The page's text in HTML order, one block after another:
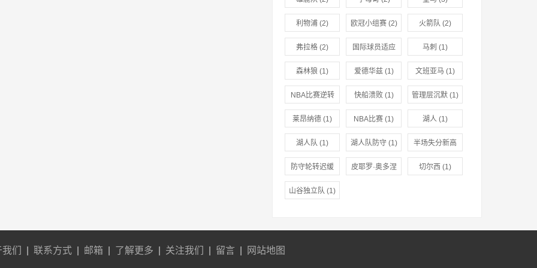
利物浦 (2) 欧冠小组赛(2) 火箭队 (2)
弗拉格 (2) 国际球员适应
(1)
马刺 (1)
森林狼 (1) 爱德华兹(1) 文班亚马 (1)
NBA比赛逆转
(1)
快船溃败(1) 管理层沉默(1)
莱昂纳德 (1) NBA比赛 (1) 湖人(1)
湖人队 (1) 湖人队防守(1) 半场失分新高
防守轮转迟缓
(1)
皮耶罗·奥多涅 切尔西 (1)
山谷独立队 (1)
们 联系方式 邮箱 了解更多 关注我们 留言 网站地图